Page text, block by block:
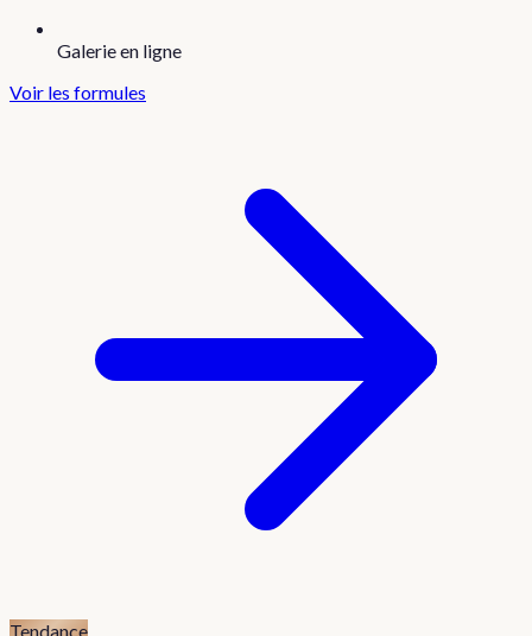
Galerie en ligne
Voir les formules
Tendance